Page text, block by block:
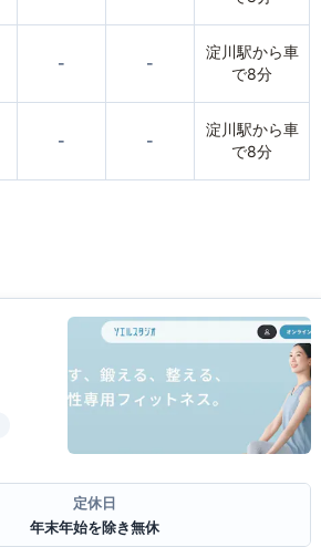
- -
淀川駅から車
で8分
- -
淀川駅から車
で8分
定休日
年末年始を除き無休